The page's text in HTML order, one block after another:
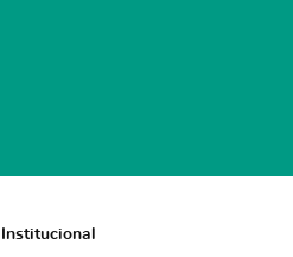
Institucional